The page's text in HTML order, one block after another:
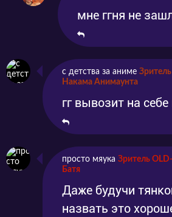
мне ггня не
с детства за аниме Зритель
Накама Анимаунта
гг вывозит на
просто мяука Зритель OLD-
Батя
Даже будучи
назвать это